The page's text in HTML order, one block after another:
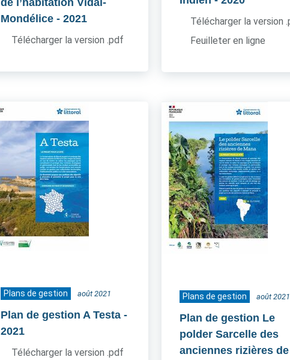
de l’habitation Vidal-
Mondélice - 2021
Télécharger la version .pdf
Télécharger la version
Feuilleter en ligne
Plans de gestion août 2021
Plan de gestion A Testa -
2021
Télécharger la version .pdf
Plans de gestion août 2021
Plan de gestion Le
polder Sarcelle des
anciennes rizières de